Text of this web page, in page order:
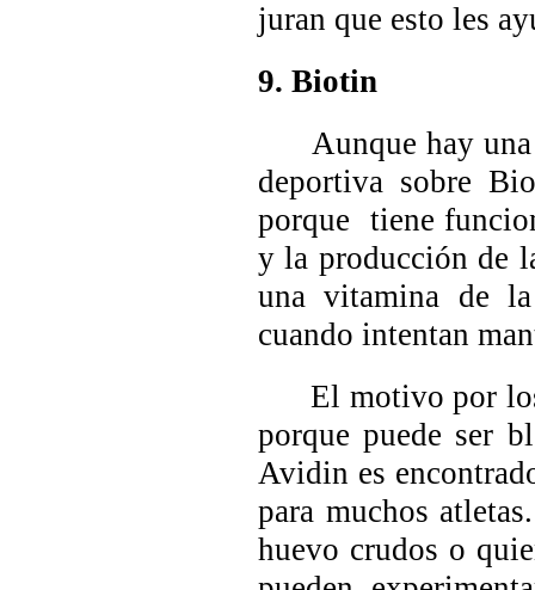
juran que esto les
9. Biotin
Aunque hay una
deportiva sobre
porque tiene
y la producción de
una vitamina de
cuando intentan
El motivo por los
porque puede ser
Avidin es
para muchos
huevo crudos o